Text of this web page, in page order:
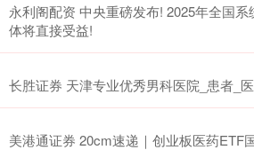
永利阁配资 中央重磅发布! 2025年全国
体将直接受益!
长胜证券 天津专业优秀男科医院_患者_
美港通证券 20cm速递｜创业板医药ETF